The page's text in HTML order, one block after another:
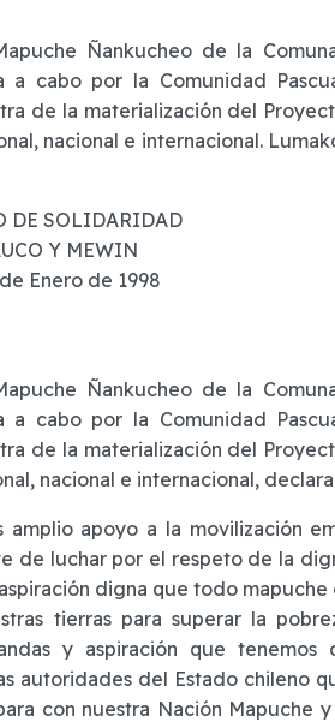
Ñankucheo de la
cabo por la Comunidad
de la materialización del
nacional e internacional.
DE SOLIDARIDAD
Y MEWIN
Enero de 1998
Ñankucheo de la
cabo por la Comunidad
de la materialización del
nacional e internacional,
amplio apoyo a la movilización
de luchar por el respeto de la
digna que todo mapuche
tierras para superar la
y aspiración que tenemos
autoridades del Estado chileno
con nuestra Nación Mapuche